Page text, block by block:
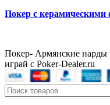
Покер с
Покер- Армянские нарды
играй с Poker-Dealer.ru